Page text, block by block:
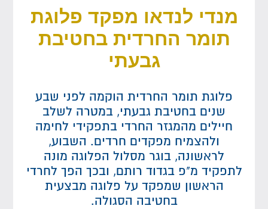
מנדי לנדאו מפקד פלוגת
תומר החרדית בחטיבת
גבעתי
פלוגת תומר החרדית הוקמה לפני שבע
שנים בחטיבת גבעתי, במטרה לשלב
חיילים מהמגזר החרדי בתפקידי לחימה
ולהצמיח מפקדים חרדים. השבוע,
לראשונה, בוגר מסלול הפלוגה מונה
לתפקיד מ"פ בגדוד רותם, ובכך הפך לחרדי
הראשון שמפקד על פלוגה מבצעית
בחטיבה הסגולה.